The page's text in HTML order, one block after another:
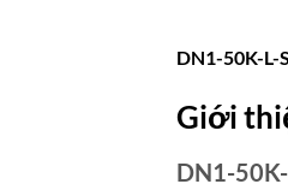
DN1-50K-L-
Giới
DN1-